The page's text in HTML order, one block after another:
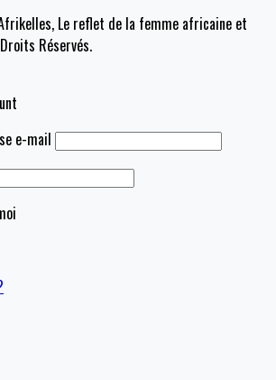
Le reflet de la femme africaine et
Réservés.
e-mail